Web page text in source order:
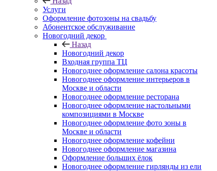
Услуги
Оформление фотозоны на свадьбу
Абонентское обслуживание
Новогодний декор
Назад
Новогодний декор
Входная группа ТЦ
Новогоднее оформление салона красоты
Новогоднее оформление интерьеров в
Москве и области
Новогоднее оформление ресторана
Новогоднее оформление настольными
композициями в Москве
Новогоднее оформление фото зоны в
Москве и области
Новогоднее оформление кофейни
Новогоднее оформление магазина
Оформление больших ёлок
Новогоднее оформление гирлянды из ели